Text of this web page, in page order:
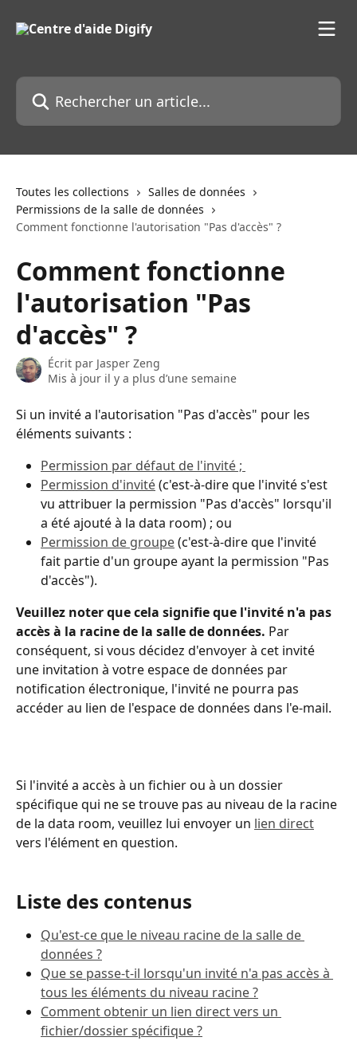
Rechercher un article...
Toutes les collections
Salles de données
Permissions de la salle de données
Comment fonctionne l'autorisation "Pas d'accès" ?
Comment fonctionne
l'autorisation "Pas
d'accès" ?
Écrit par Jasper Zeng
Mis à jour il y a plus d’une semaine
Si un invité a l'autorisation "Pas d'accès" pour les
éléments suivants :
Permission par défaut de l'invité ;
Permission d'invité (c'est-à-dire que l'invité s'est
vu attribuer la permission "Pas d'accès" lorsqu'il
a été ajouté à la data room) ; ou
Permission de groupe (c'est-à-dire que l'invité
fait partie d'un groupe ayant la permission "Pas
d'accès").
Veuillez noter que cela signifie que l'invité n'a pas
accès à la racine de la salle de données. Par
conséquent, si vous décidez d'envoyer à cet invité
une invitation à votre espace de données par
notification électronique, l'invité ne pourra pas
accéder au lien de l'espace de données dans l'e-mail.
Si l'invité a accès à un fichier ou à un dossier
spécifique qui ne se trouve pas au niveau de la racine
de la data room, veuillez lui envoyer un lien direct
vers l'élément en question.
Liste des contenus
Qu'est-ce que le niveau racine de la salle de
données ?
Que se passe-t-il lorsqu'un invité n'a pas accès à
tous les éléments du niveau racine ?
Comment obtenir un lien direct vers un
fichier/dossier spécifique ?